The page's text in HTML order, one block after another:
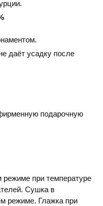
даёт усадку после
подарочную
при температуре
Сушка в
режиме. Глажка при